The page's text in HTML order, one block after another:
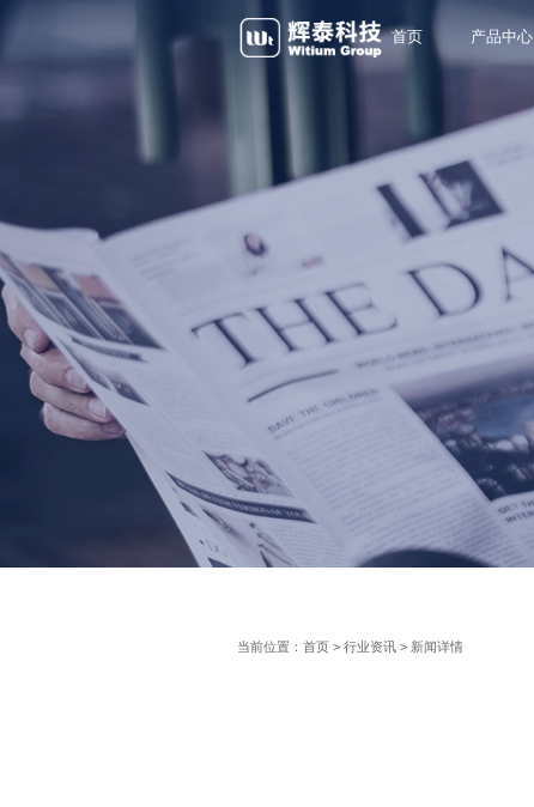
首页 产品中心
当前位置： 首页 > 行业资讯 > 新闻详情